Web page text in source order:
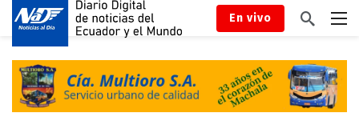
En vivo